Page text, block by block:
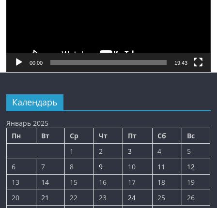
00:00 19:43
Календарь
Январь 2025
Пн
Вт Ср Чт Пт Сб
Вс
1
2 3 4
5
6
7 8 9 10 11
12
13
14 15 16 17 18
19
20
21 22 23 24 25
26